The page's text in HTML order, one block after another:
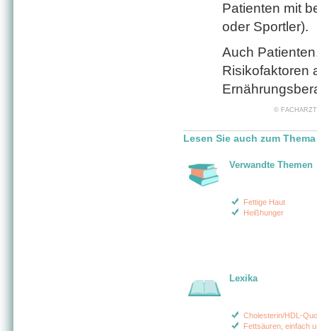
Patienten mit
oder Sportler).
Auch
Risikofaktoren
©
Lesen Sie auch zum
Verwandte Themen
Fettige Haut
Heißhunger
Lexika
Cholesterin/HDL-
Fettsäuren, einfach